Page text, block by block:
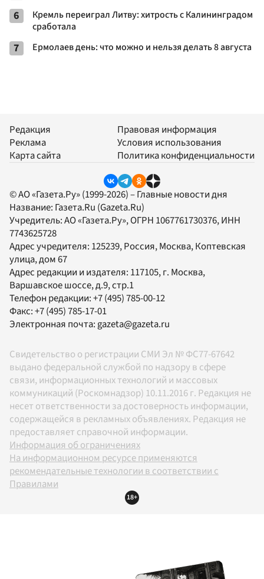
6
Кремль переиграл Литву: хитрость с Калининградом
сработала
7 Ермолаев день: что можно и нельзя делать 8 августа
Редакция
Реклама
Карта сайта
Правовая информация
Условия использования
Политика конфиденциальности
© АО «Газета.Ру» (1999-2026) – Главные новости дня
Название: Газета.Ru (Gazeta.Ru)
Учредитель:АО «Газета.Ру», ОГРН 1067761730376, ИНН
7743625728
Адрес учредителя: 125239, Россия, Москва, Коптевская
улица, дом 67
Адрес редакции и издателя: 117105, г. Москва,
Варшавское шоссе, д.9, стр.1
Телефон редакции:+7 (495) 785-00-12
Факс:+7 (495) 785-17-01
Электронная почта: gazeta@gazeta.ru
Свидетельство о регистрации СМИ Эл № ФС77-67642
выдано федеральной службой по надзору в сфере
связи, информационных технологий и массовых
коммуникаций (Роскомнадзор) 10.11.2016 г. Редакция не
несет ответственности за достоверность информации,
содержащейся в рекламных объявлениях. Редакция не
предоставляет справочной информации.
Информация об ограничениях
На информационном ресурсе применяются
рекомендательные технологии в соответствии с
Правилами
18+